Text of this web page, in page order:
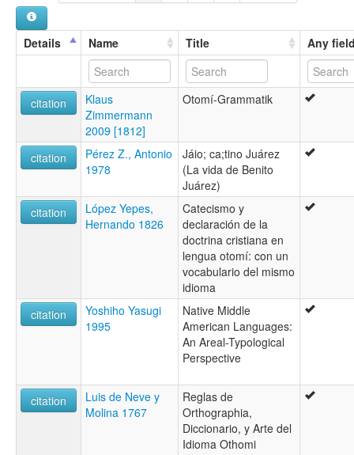
Details Name Title Any
citation
Klaus
Zimmermann
2009 [1812]
Otomí-Grammatik
citation
Pérez Z., Antonio
1978
Jáio; ca;tino Juárez
(La vida de Benito
Juárez)
citation
López Yepes,
Hernando 1826
Catecismo y
declaración de la
doctrina cristiana en
lengua otomí: con un
vocabulario del mismo
idioma
citation
Yoshiho Yasugi
1995
Native Middle
American Languages:
An Areal-Typological
Perspective
citation
Luis de Neve y
Molina 1767
Reglas de
Orthographia,
Diccionario, y Arte del
Idioma Othomi